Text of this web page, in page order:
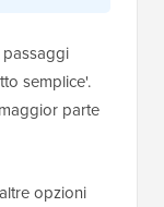
semplice'.
parte
opzioni